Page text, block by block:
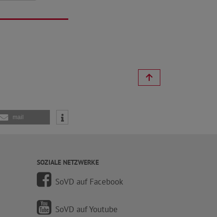
mail
SOZIALE NETZWERKE
SoVD auf Facebook
SoVD auf Youtube